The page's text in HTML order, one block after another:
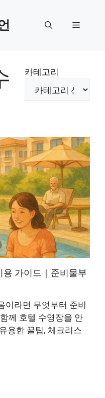
메
카테고리
용 가이드｜준비물부
이라면 무엇부터 준비
께 호텔 수영장을 안
용한 꿀팁, 체크리스